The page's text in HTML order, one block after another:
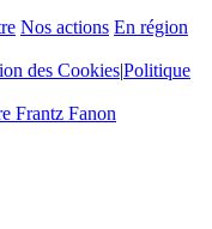
Nos actions En région
des Cookies|Politique
Frantz Fanon